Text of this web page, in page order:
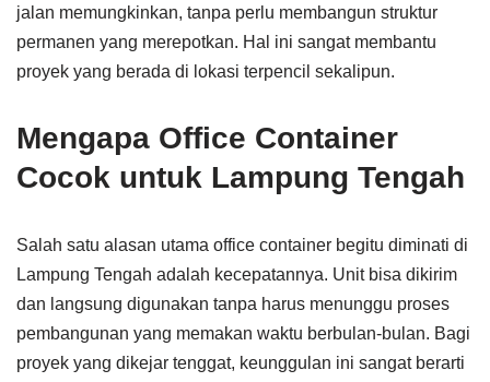
jalan memungkinkan, tanpa perlu membangun struktur
permanen yang merepotkan. Hal ini sangat membantu
proyek yang berada di lokasi terpencil sekalipun.
Mengapa Office Container
Cocok untuk Lampung Tengah
Salah satu alasan utama office container begitu diminati di
Lampung Tengah adalah kecepatannya. Unit bisa dikirim
dan langsung digunakan tanpa harus menunggu proses
pembangunan yang memakan waktu berbulan-bulan. Bagi
proyek yang dikejar tenggat, keunggulan ini sangat berarti